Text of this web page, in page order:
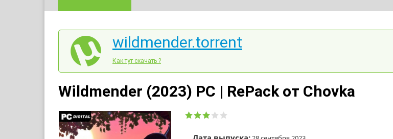
wildmender.torrent
Как тут скачать ?
Wildmender (2023) PC | RePack от Chovka